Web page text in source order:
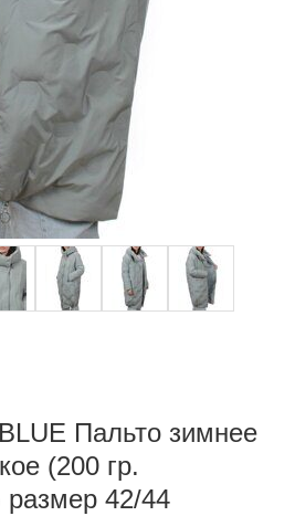
Пальто зимнее
(200 гр.
42/44